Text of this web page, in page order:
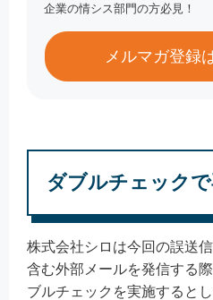
企業の情シス部門の方必見！
メルマガ登録
ダブルチェック
株式会社シロは今回の誤送
含む外部メールを発信する
ブルチェックを実施すると